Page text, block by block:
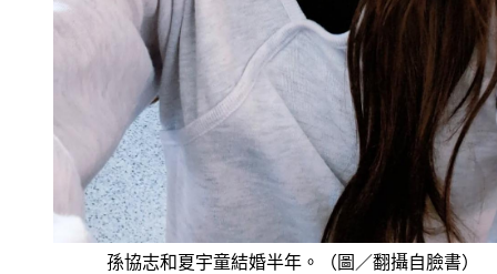
孫協志和夏宇童結婚半年。（圖／翻攝自臉書）